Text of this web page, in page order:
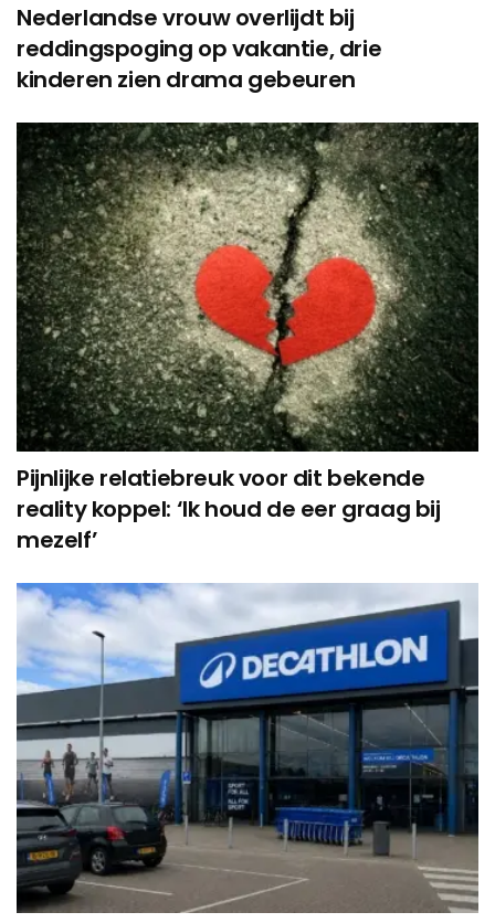
Nederlandse vrouw overlijdt bij
reddingspoging op vakantie, drie
kinderen zien drama gebeuren
Pijnlijke relatiebreuk voor dit bekende
reality koppel: ‘Ik houd de eer graag bij
mezelf’